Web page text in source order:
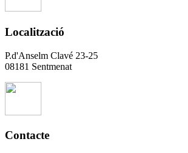
Localització
P.d'Anselm Clavé 23-25
08181 Sentmenat
Contacte